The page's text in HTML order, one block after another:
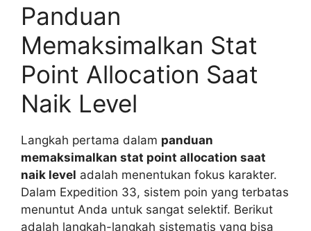
Panduan
Memaksimalkan Stat
Point Allocation Saat
Naik Level
Langkah pertama dalam panduan
memaksimalkan stat point allocation saat
naik level adalah menentukan fokus karakter.
Dalam Expedition 33, sistem poin yang terbatas
menuntut Anda untuk sangat selektif. Berikut
adalah langkah-langkah sistematis yang bisa